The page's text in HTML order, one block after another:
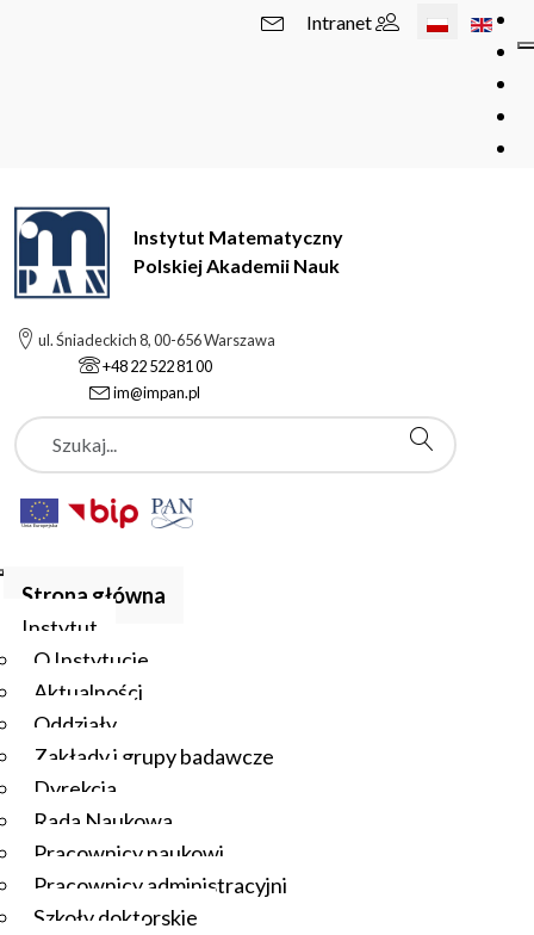
Wybierz swój
Intranet
Instytut Matematyczny
Polskiej Akademii Nauk
ul. Śniadeckich 8, 00-656 Warszawa
+48 22 522 81 00
im@impan.pl
Szukaj
Strona główna
Instytut
O Instytucie
Aktualności
Oddziały
Zakłady i grupy badawcze
Dyrekcja
Rada Naukowa
Pracownicy naukowi
Pracownicy administracyjni
Szkoły doktorskie